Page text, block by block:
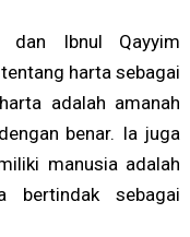
dan Ibnul Qayyim
harta sebagai
adalah amanah
benar. Ia juga
manusia adalah
bertindak sebagai